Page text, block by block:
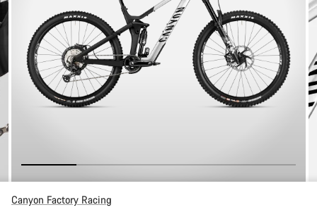
Canyon Factory Racing